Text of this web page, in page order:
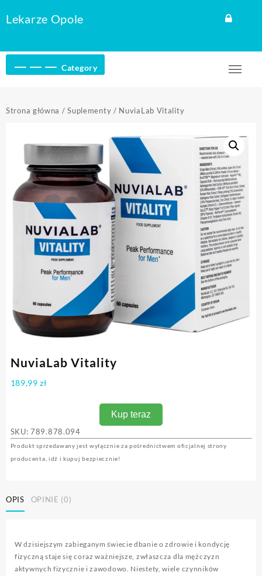
toLekarze Opole
Category
Strona główna /Suplementy / NuviaLab Vitality
NuviaLab Vitality
189,99zł
Kup teraz
SKU: 789.878.094
Produkt sprzedawany jest wyłącznie za pośrednictwem oficjalnej strony
producenta, idź i kupuj bezpiecznie!
OPIS OPINIE (0)
W dzisiejszym zabieganym świecie dbanie o zdrowie i kondycję
fizyczną staje się coraz ważniejsze, zwłaszcza dla mężczyzn
aktywnych fizycznie i zawodowo. Niestety, wiele czynników